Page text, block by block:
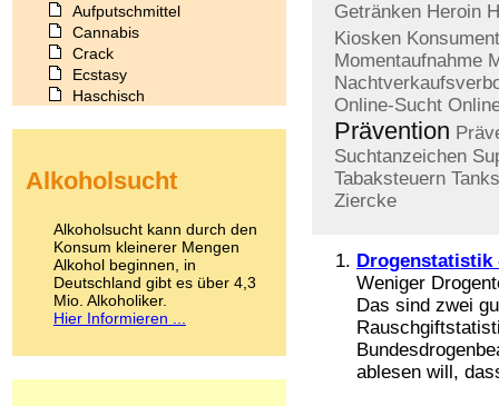
Getränken Heroin
Kiosken
Momentaufnahme
Online-Sucht
Prävention
Suchtanzeichen
Tabaksteuern
Ziercke
Drogenstatistik
Weniger
Das sind zwei
ablesen will,
Aufputschmittel
Cannabis
Crack
Ecstasy
Haschisch
Kokain
LSD
Marihuana
Medikamente
Meskalin
Metamphetamin
Methadon
Alkoholsucht
Alkoholsucht kann durch den
Konsum kleinerer Mengen
Alkohol beginnen, in
Deutschland gibt es über 4,3
Mio. Alkoholiker.
Hier Informieren ...